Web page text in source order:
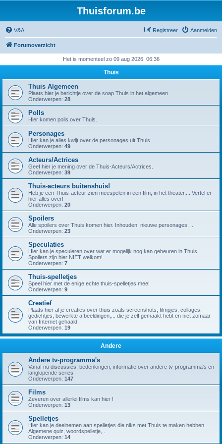
Thuisforum.be
V&A Aanmelden
Registreer
Forumoverzicht
Het is momenteel zo 09 aug 2026, 06:36
Thuis
Thuis Algemeen
Plaats hier je berichtje over de soap Thuis in het algemeen.
Onderwerpen: 28
Polls
Hier komen polls over Thuis.
Personages
Hier kan je alles kwijt over de personages uit Thuis.
Onderwerpen: 49
Acteurs/Actrices
Geef hier je mening over de Thuis-Acteurs/Actrices.
Onderwerpen: 39
Thuis-acteurs buitenshuis!
Heb je een Thuis-acteur zien meespelen in een film, in het theater,... Vertel er
hier alles over!
Onderwerpen: 20
Spoilers
Alle spoilers over Thuis komen hier. Inhouden, nieuwe personages, ...
Onderwerpen: 23
Speculaties
Hier kan je speculeren over wat er mogelijk nog kan gebeuren in Thuis.
Spoilers zijn hier NIET welkom!
Onderwerpen: 7
Thuis-spelletjes
Speel hier met de enige echte thuis-spelletjes mee!
Onderwerpen: 9
Creatief
Plaats hier al je creaties over thuis zoals screenshots, filmpjes, collages,
gedichtjes, bewerkte afbeeldingen,... die je zelf gemaakt hebt en niet zomaar
van Internet gehaald.
Onderwerpen: 19
Andere
Andere tv-programma's
Vanaf nu discussies, bedenkingen, informatie over andere tv-programma's en
langlopende series
Onderwerpen: 147
Films
Zeveren over allerlei films kan hier !
Onderwerpen: 13
Spelletjes
Hier kan je deelnemen aan spelletjes die niks met Thuis te maken hebben.
Algemene quiz, woordspelletje,..
Onderwerpen: 14